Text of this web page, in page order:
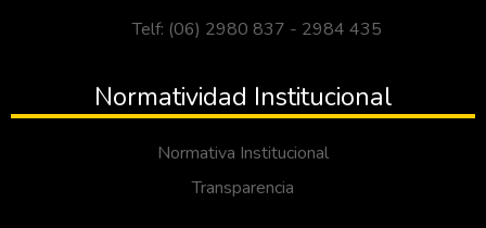
Telf: (06) 2980 837 - 2984 435
Normatividad Institucional
Normativa Institucional
Transparencia